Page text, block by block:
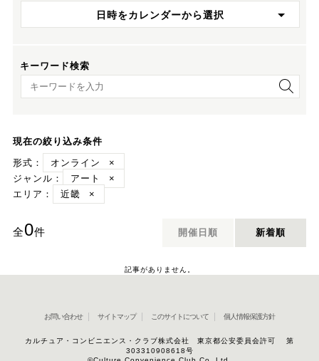
日時をカレンダーから選択
キーワード検索
キーワード検索
現在の絞り込み条件
形式：
オンライン
×
ジャンル：
アート
×
エリア：
近畿 ×
全0件 開催日順 新着順
記事がありません。
お問い合わせ サイトマップ このサイトについて 個人情報保護方針
カルチュア・コンビニエンス・クラブ株式会社 東京都公安委員会許可 第
303310908618号